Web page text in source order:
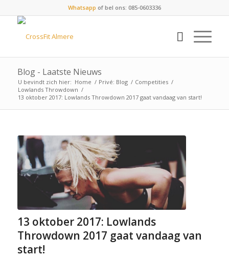
Whatsapp of bel ons: 085-0603336
Blog - Laatste Nieuws
U bevindt zich hier: Home / Privé: Blog / Competities /
Lowlands Throwdown /
13 oktober 2017: Lowlands Throwdown 2017 gaat vandaag van start!
13 oktober 2017: Lowlands
Throwdown 2017 gaat vandaag van
start!